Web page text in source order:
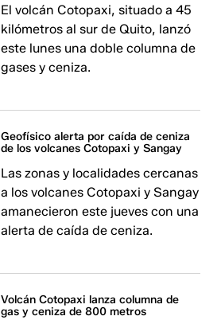
El volcán Cotopaxi, situado a 45
kilómetros al sur de Quito, lanzó
este lunes una doble columna de
gases y ceniza.
Geofísico alerta por caída de ceniza
de los volcanes Cotopaxi y Sangay
Las zonas y localidades cercanas
a los volcanes Cotopaxi y Sangay
amanecieron este jueves con una
alerta de caída de ceniza.
Volcán Cotopaxi lanza columna de
gas y ceniza de 800 metros